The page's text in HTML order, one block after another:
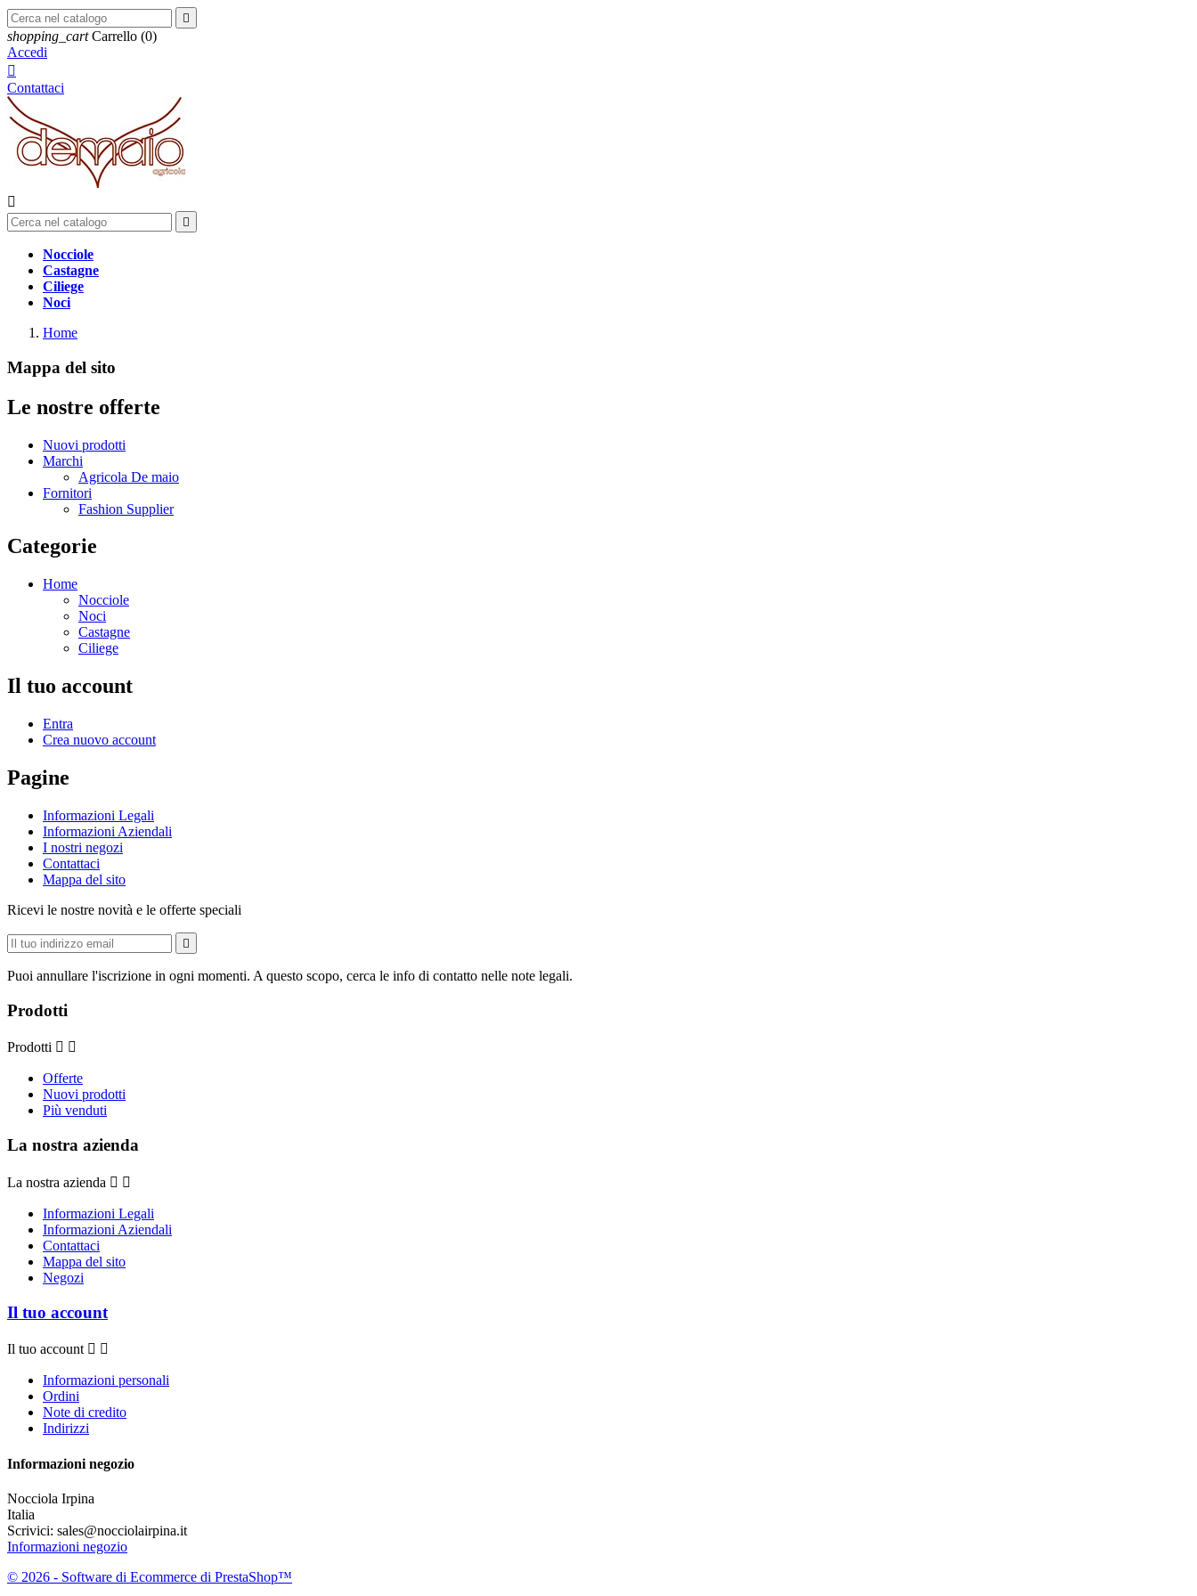

shopping_cart Carrello (0)
Accedi

Contattaci


Nocciole
Castagne
Ciliege
Noci
Home
Mappa del sito
Le nostre offerte
Nuovi prodotti
Marchi
Agricola De maio
Fornitori
Fashion Supplier
Categorie
Home
Nocciole
Noci
Castagne
Ciliege
Il tuo account
Entra
Crea nuovo account
Pagine
Informazioni Legali
Informazioni Aziendali
I nostri negozi
Contattaci
Mappa del sito
Ricevi le nostre novità e le offerte speciali

Puoi annullare l'iscrizione in ogni momenti. A questo scopo, cerca le info di contatto nelle note legali.
Prodotti
Prodotti  
Offerte
Nuovi prodotti
Più venduti
La nostra azienda
La nostra azienda  
Informazioni Legali
Informazioni Aziendali
Contattaci
Mappa del sito
Negozi
Il tuo account
Il tuo account  
Informazioni personali
Ordini
Note di credito
Indirizzi
Informazioni negozio
Nocciola Irpina
Italia
Scrivici: sales@nocciolairpina.it
Informazioni negozio
© 2026 - Software di Ecommerce di PrestaShop™